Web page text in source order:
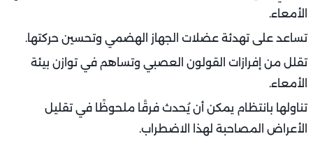
الأمعاء.
تساعد على تهدئة عضلات الجهاز الهضمي وتحسين حركتها.
تقلل من إفرازات القولون العصبي وتساهم في توازن بيئة
الأمعاء.
تناولها بانتظام يمكن أن يُحدث فرقًا ملحوظًا في تقليل
الأعراض المصاحبة لهذا الاضطراب.